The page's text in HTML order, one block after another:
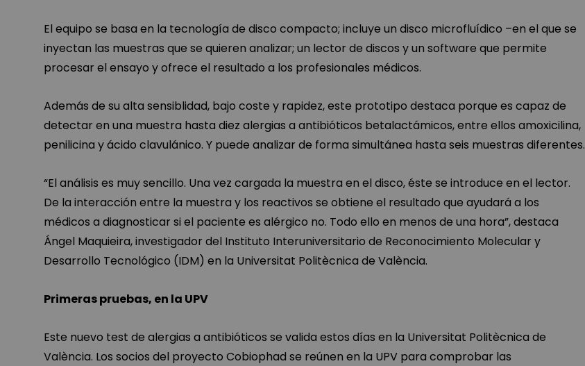
El equipo se basa en la tecnología de disco compacto; incluye un disco microfluídico –en el que se
inyectan las muestras que se quieren analizar; un lector de discos y un software que permite
procesar el ensayo y ofrece el resultado a los profesionales médicos.
Además de su alta sensiblidad, bajo coste y rapidez, este prototipo destaca porque es capaz de
detectar en una muestra hasta diez alergias a antibióticos betalactámicos, entre ellos amoxicilina,
penilicina y ácido clavulánico. Y puede analizar de forma simultánea hasta seis muestras diferentes.
“El análisis es muy sencillo. Una vez cargada la muestra en el disco, éste se introduce en el lector.
De la interacción entre la muestra y los reactivos se obtiene el resultado que ayudará a los
médicos a diagnosticar si el paciente es alérgico no. Todo ello en menos de una hora”, destaca
Ángel Maquieira, investigador del Instituto Interuniversitario de Reconocimiento Molecular y
Desarrollo Tecnológico (IDM) en la Universitat Politècnica de València.
Primeras pruebas, en la UPV
Este nuevo test de alergias a antibióticos se valida estos días en la Universitat Politècnica de
València. Los socios del proyecto Cobiophad se reúnen en la UPV para comprobar las